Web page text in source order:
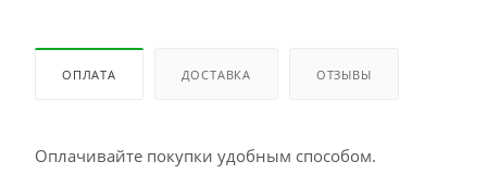
ОПЛАТА ДОСТАВКА ОТЗЫВЫ
Оплачивайте покупки удобным способом.